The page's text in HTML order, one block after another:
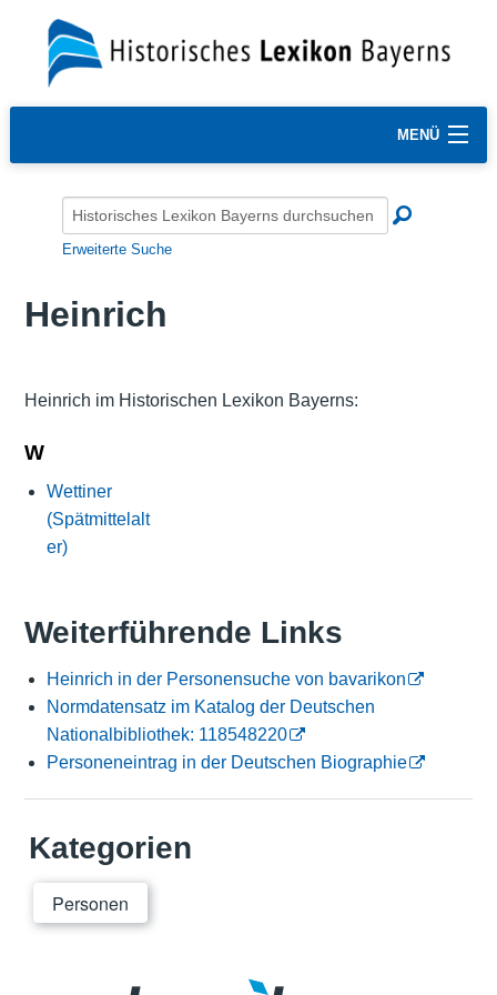
MENÜ
Erweiterte Suche
Heinrich
Heinrich im Historischen Lexikon Bayerns:
W
Wettiner
(Spätmittelalt
er)
Weiterführende Links
Heinrich in der Personensuche von bavarikon
Normdatensatz im Katalog der Deutschen
Nationalbibliothek: 118548220
Personeneintrag in der Deutschen Biographie
Kategorien
Personen